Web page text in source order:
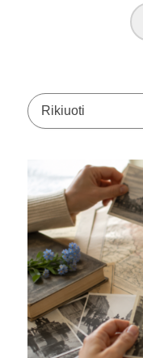
Rikiuoti